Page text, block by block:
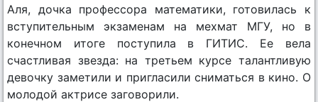
Аля, дочка профессора математики, готовилась к
вступительным экзаменам на мехмат МГУ, но в
конечном итоге поступила в ГИТИС. Ее вела
счастливая звезда: на третьем курсе талантливую
девочку заметили и пригласили сниматься в кино. О
молодой актрисе заговорили.